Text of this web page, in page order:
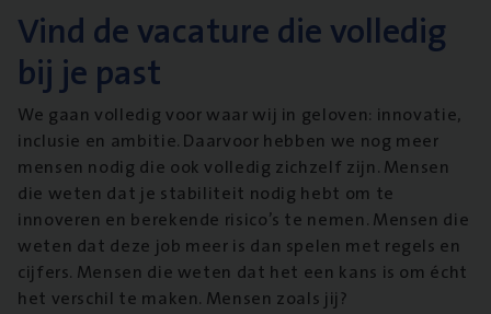
Vind de vacature die volledig
bij je past
We gaan volledig voor waar wij in geloven: innovatie,
inclusie en ambitie. Daarvoor hebben we nog meer
mensen nodig die ook volledig zichzelf zijn. Mensen
die weten dat je stabiliteit nodig hebt om te
innoveren en berekende risico’s te nemen. Mensen die
weten dat deze job meer is dan spelen met regels en
cijfers. Mensen die weten dat het een kans is om écht
het verschil te maken. Mensen zoals jij?